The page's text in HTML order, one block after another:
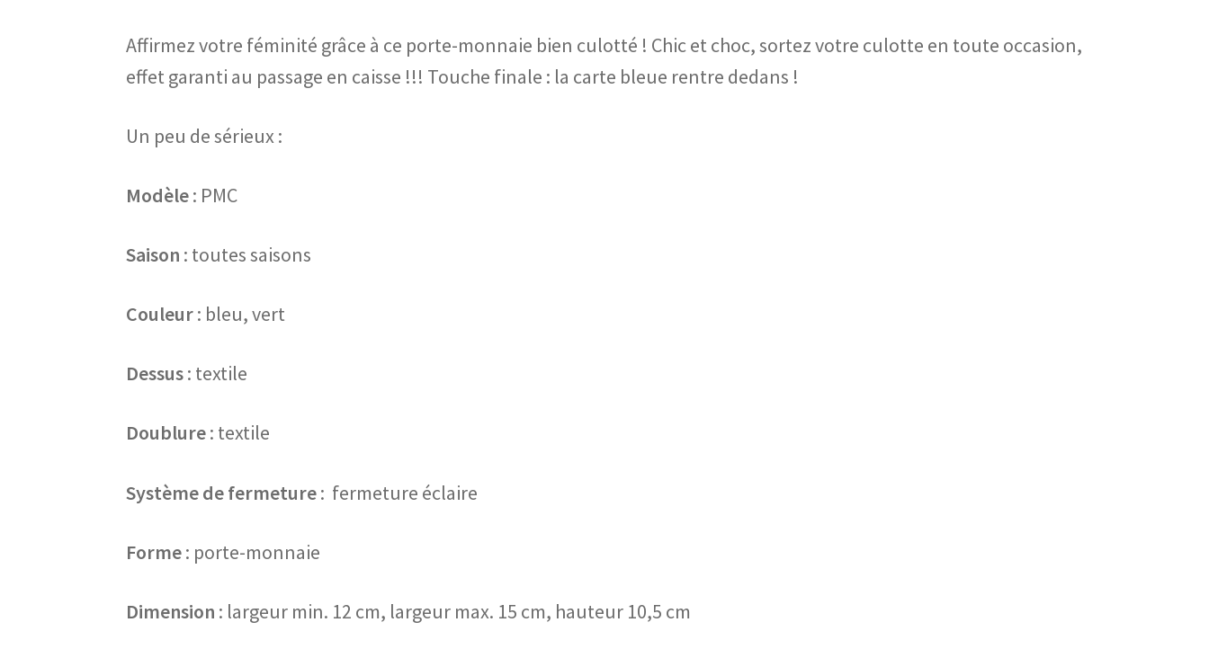
Affirmez votre féminité grâce à ce porte-monnaie bien culotté ! Chic et choc, sortez votre culotte en toute occasion,
effet garanti au passage en caisse !!! Touche finale : la carte bleue rentre dedans !
Un peu de sérieux :
Modèle: PMC
Saison : toutes saisons
Couleur: bleu, vert
Dessus: textile
Doublure: textile
Système de fermeture: fermeture éclaire
Forme: porte-monnaie
Dimension : largeur min. 12 cm, largeur max. 15 cm, hauteur 10,5 cm